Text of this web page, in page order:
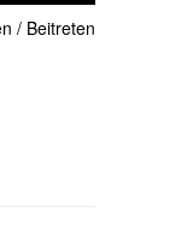
/ Beitreten